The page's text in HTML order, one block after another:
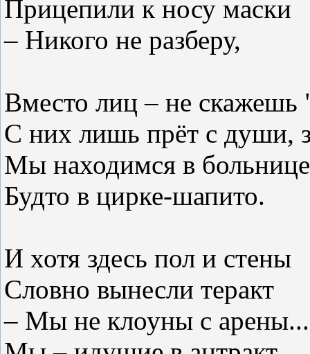
Прицепили к носу маски
– Никого не разберу,
Вместо лиц – не скажешь
С них лишь прёт с души,
Мы находимся в
Будто в цирке-шапито.
И хотя здесь пол и стены
Словно вынесли теракт
– Мы не клоуны с арены...